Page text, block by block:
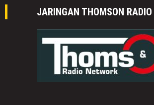
JARINGAN THOMSON